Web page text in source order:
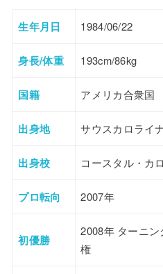
生年月日 1984/06/22
身長/体重 193cm/86kg
国籍 アメリカ合衆国
出身地 サウスカロライ
出身校 コースタル・カ
プロ転向 2007年
初優勝
2008年 ターニ
権